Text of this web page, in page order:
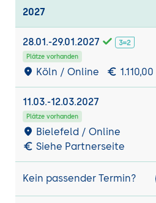
2027
28.01.-29.01.2027
Plätze vorhanden
Köln / Online 1.110,00
11.03.-12.03.2027
Plätze vorhanden
Bielefeld / Online
Siehe Partnerseite
Kein passender Termin?